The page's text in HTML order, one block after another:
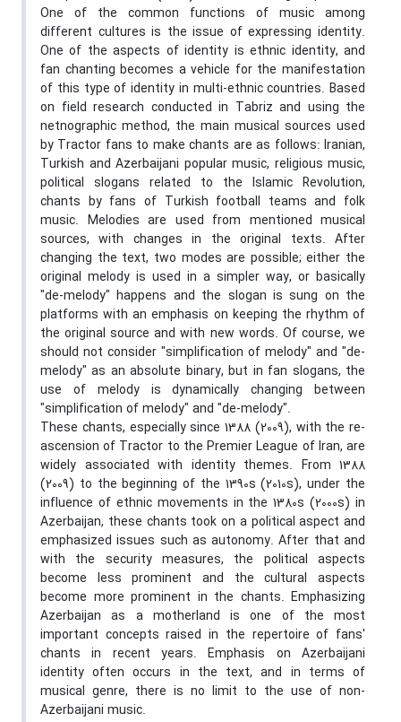
One of the common functions of music among
different cultures is the issue of expressing identity.
One of the aspects of identity is ethnic identity, and
fan chanting becomes a vehicle for the manifestation
of this type of identity in multi-ethnic countries. Based
on field research conducted in Tabriz and using the
netnographic method, the main musical sources used
by Tractor fans to make chants are as follows: Iranian,
Turkish and Azerbaijani popular music, religious music,
political slogans related to the Islamic Revolution,
chants by fans of Turkish football teams and folk
music. Melodies are used from mentioned musical
sources, with changes in the original texts. After
changing the text, two modes are possible; either the
original melody is used in a simpler way, or basically
"de-melody" happens and the slogan is sung on the
platforms with an emphasis on keeping the rhythm of
the original source and with new words. Of course, we
should not consider "simplification of melody" and "de-
melody" as an absolute binary, but in fan slogans, the
use of melody is dynamically changing between
"simplification of melody" and "de-melody".
These chants, especially since 1388 (2009), with the re-
ascension of Tractor to the Premier League of Iran, are
widely associated with identity themes. From 1388
(2009) to the beginning of the 1390s (2010s), under the
influence of ethnic movements in the 1380s (2000s) in
Azerbaijan, these chants took on a political aspect and
emphasized issues such as autonomy. After that and
with the security measures, the political aspects
become less prominent and the cultural aspects
become more prominent in the chants. Emphasizing
Azerbaijan as a motherland is one of the most
important concepts raised in the repertoire of fans'
chants in recent years. Emphasis on Azerbaijani
identity often occurs in the text, and in terms of
musical genre, there is no limit to the use of non-
Azerbaijani music.